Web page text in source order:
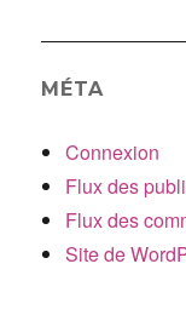
MÉTA
Connexion
Flux des
Flux des
Site de